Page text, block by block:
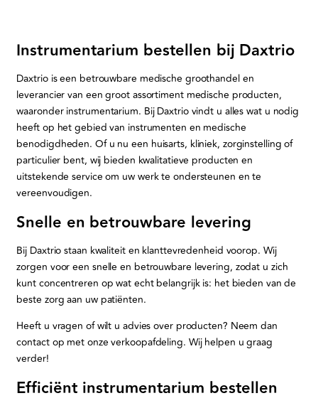
Instrumentarium bestellen bij Daxtrio
Daxtrio is een betrouwbare medische groothandel en
leverancier van een groot assortiment medische producten,
waaronder instrumentarium. Bij Daxtrio vindt u alles wat u nodig
heeft op het gebied van instrumenten en medische
benodigdheden. Of u nu een huisarts, kliniek, zorginstelling of
particulier bent, wij bieden kwalitatieve producten en
uitstekende service om uw werk te ondersteunen en te
vereenvoudigen.
Snelle en betrouwbare levering
Bij Daxtrio staan kwaliteit en klanttevredenheid voorop. Wij
zorgen voor een snelle en betrouwbare levering, zodat u zich
kunt concentreren op wat echt belangrijk is: het bieden van de
beste zorg aan uw patiënten.
Heeft u vragen of wilt u advies over producten? Neem dan
contact op met onze verkoopafdeling. Wij helpen u graag
verder!
Efficiënt instrumentarium bestellen